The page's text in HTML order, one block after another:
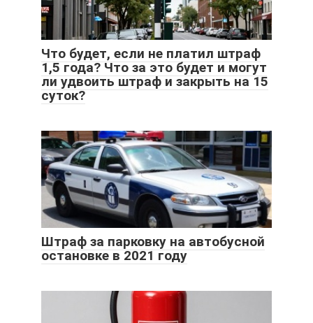
Что будет, если не платил штраф
1,5 года? Что за это будет и могут
ли удвоить штраф и закрыть на 15
суток?
Штраф за парковку на автобусной
остановке в 2021 году